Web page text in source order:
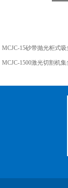
MCJC-15砂带抛光柜式吸
MCJC-1500激光切割机集